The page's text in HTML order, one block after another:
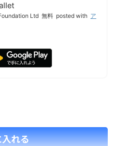
Ltd 無料 posted with ア
れる